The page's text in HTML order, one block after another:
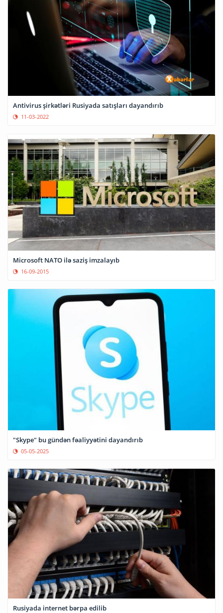
Antivirus şirkətləri Rusiyada satışları dayandırıb
11-03-2022
Microsoft NATO ilə saziş imzalayıb
16-09-2015
"Skype" bu gündən fəaliyyətini dayandırıb
05-05-2025
Rusiyada internet bərpa edilib